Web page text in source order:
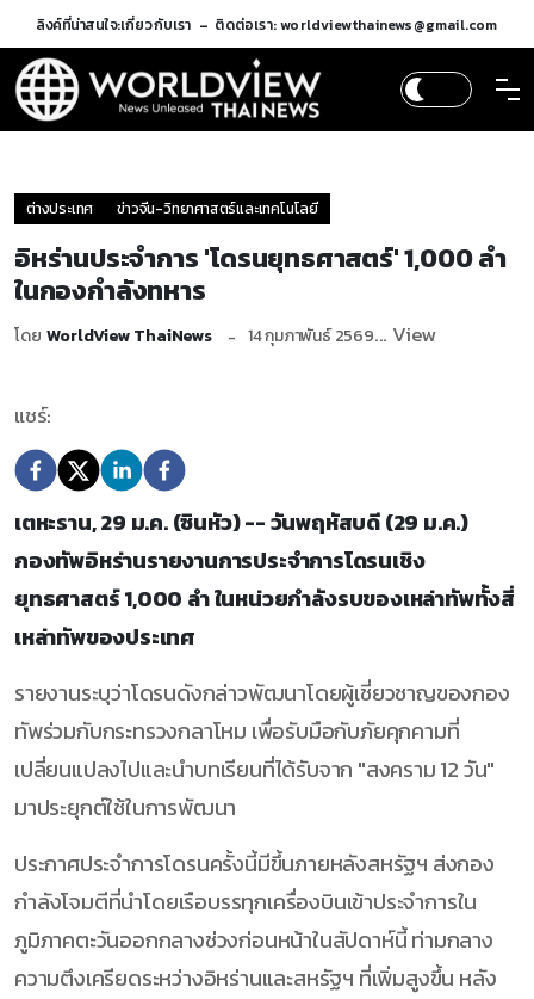
ลิงค์ที่น่าสนใจ:เกี่ยวกับเรา ติดต่อเรา: worldviewthainews@gmail.com
ต่างประเทศ ข่าวจีน-วิทยาศาสตร์และเทคโนโลยี
อิหร่านประจำการ 'โดรนยุทธศาสตร์' 1,000 ลำ
ในกองกำลังทหาร
โดย WorldView ThaiNews 14 กุมภาพันธ์ 2569... View
แชร์:
เตหะราน, 29 ม.ค. (ซินหัว) -- วันพฤหัสบดี (29 ม.ค.)
กองทัพอิหร่านรายงานการประจำการโดรนเชิง
ยุทธศาสตร์ 1,000 ลำ ในหน่วยกำลังรบของเหล่าทัพทั้งสี่
เหล่าทัพของประเทศ
รายงานระบุว่าโดรนดังกล่าวพัฒนาโดยผู้เชี่ยวชาญของกอง
ทัพร่วมกับกระทรวงกลาโหม เพื่อรับมือกับภัยคุกคามที่
เปลี่ยนแปลงไปและนำบทเรียนที่ได้รับจาก "สงคราม 12 วัน"
มาประยุกต์ใช้ในการพัฒนา
ประกาศประจำการโดรนครั้งนี้มีขึ้นภายหลังสหรัฐฯ ส่งกอง
กำลังโจมตีที่นำโดยเรือบรรทุกเครื่องบินเข้าประจำการใน
ภูมิภาคตะวันออกกลางช่วงก่อนหน้าในสัปดาห์นี้ ท่ามกลาง
ความตึงเครียดระหว่างอิหร่านและสหรัฐฯ ที่เพิ่มสูงขึ้น หลัง